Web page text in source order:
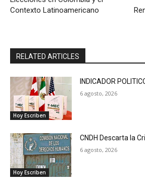
Contexto Latinoamericano
RELATED ARTICLES
Hoy Escriben
INDICADOR
6 agosto, 2026
Hoy Escriben
CNDH Descarta la
6 agosto, 2026